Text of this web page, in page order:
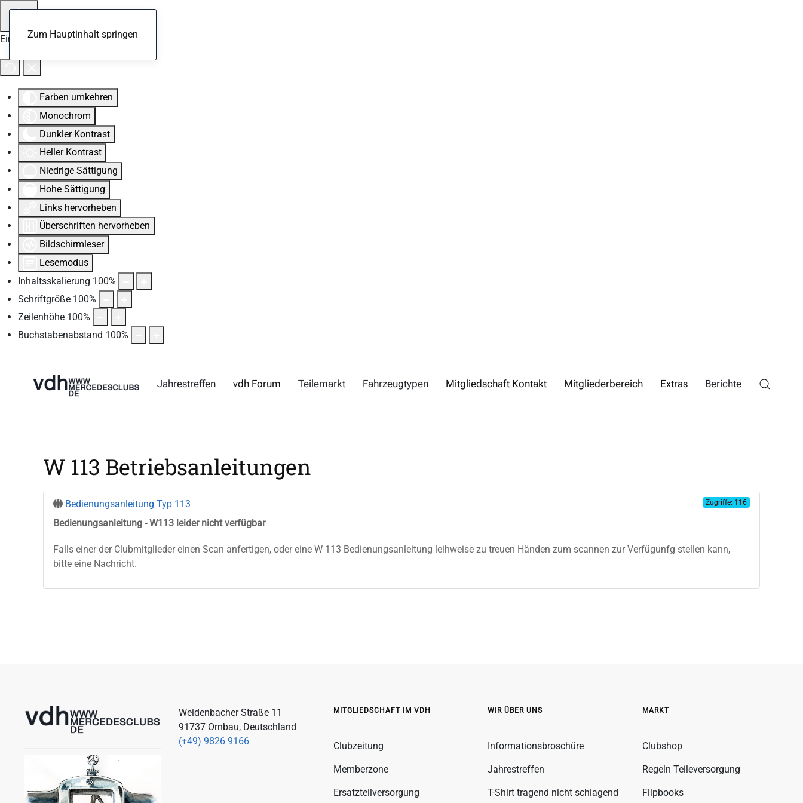
Eingabehilfen öffnen
Farben umkehren
Monochrom
Dunkler Kontrast
Heller Kontrast
Niedrige Sättigung
Hohe Sättigung
Links hervorheben
Überschriften hervorheben
Bildschirmleser
Lesemodus
Inhaltsskalierung 100%
Schriftgröße 100%
Zeilenhöhe 100%
Buchstabenabstand 100%
Zum Hauptinhalt springen
Jahrestreffen vdh Forum Teilemarkt Fahrzeugtypen Mitgliedschaft Kontakt Mitgliederbereich Extras Berichte
W 113 Betriebsanleitungen
Bedienungsanleitung Typ 113 Zugriffe: 116
Bedienungsanleitung - W113 leider nicht verfügbar
Falls einer der Clubmitglieder einen Scan anfertigen, oder eine W 113 Bedienungsanleitung leihweise zu treuen Händen zum scannen zur Verfügunfg stellen kann,
bitte eine Nachricht.
Weidenbacher Straße 11
91737 Ornbau, Deutschland
(+49) 9826 9166
MITGLIEDSCHAFT IM VDH
Clubzeitung
Memberzone
Ersatzteilversorgung
WIR ÜBER UNS
Informationsbroschüre
Jahrestreffen
T-Shirt tragend nicht schlagend
MARKT
Clubshop
Regeln Teileversorgung
Flipbooks